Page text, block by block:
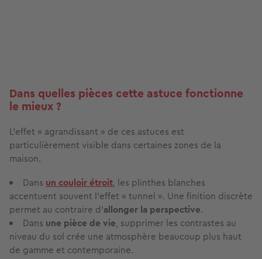
Dans quelles pièces cette astuce fonctionne
le mieux ?
L’effet « agrandissant » de ces astuces est
particulièrement visible dans certaines zones de la
maison.
Dans un couloir étroit, les plinthes blanches
accentuent souvent l’effet « tunnel ». Une finition discrète
permet au contraire d’allonger la perspective.
Dans une pièce de vie, supprimer les contrastes au
niveau du sol crée une atmosphère beaucoup plus haut
de gamme et contemporaine.